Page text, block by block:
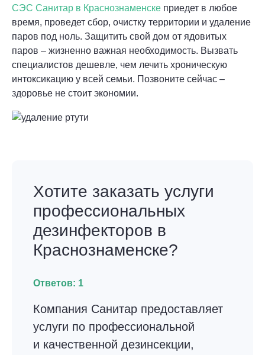
СЭС Санитар в Краснознаменске приедет в любое
время, проведет сбор, очистку территории и удаление
паров под ноль. Защитить свой дом от ядовитых
паров – жизненно важная необходимость. Вызвать
специалистов дешевле, чем лечить хроническую
интоксикацию у всей семьи. Позвоните сейчас –
здоровье не стоит экономии.
Хотите заказать услуги
профессиональных
дезинфекторов в
Краснознаменске?
Ответов: 1
Компания Санитар предоставляет
услуги по профессиональной
и качественной дезинсекции,